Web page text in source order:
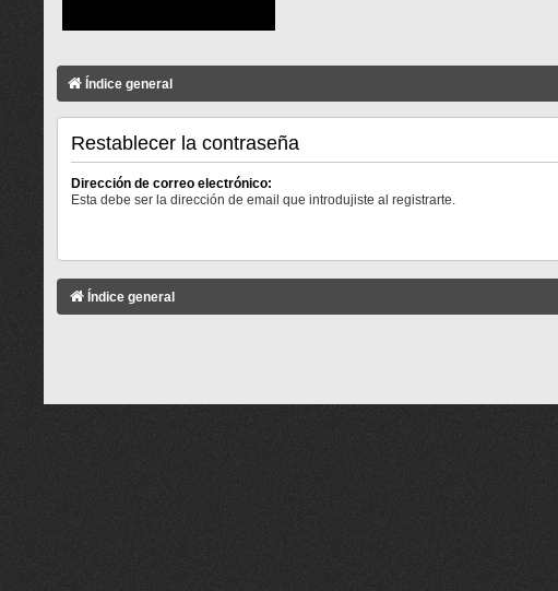
Índice general
Restablecer la contraseña
Dirección de correo electrónico:
Esta debe ser la dirección de email que introdujiste al registrarte.
Índice general